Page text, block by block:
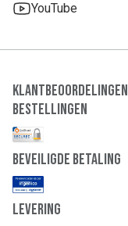
YouTube
Klantbeoordelingen
Bestellingen
Beveiligde Betaling
Levering